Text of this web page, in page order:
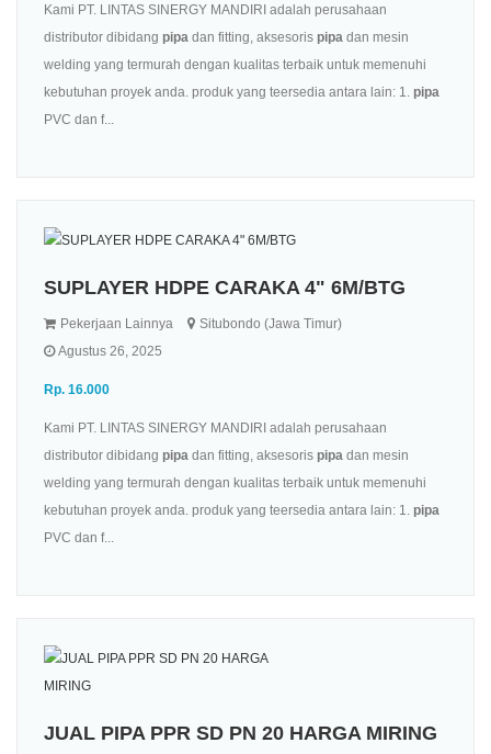
Kami PT. LINTAS SINERGY MANDIRI adalah perusahaan
distributor dibidang pipa dan fitting, aksesoris pipa dan mesin
welding yang termurah dengan kualitas terbaik untuk memenuhi
kebutuhan proyek anda. produk yang teersedia antara lain: 1. pipa
PVC dan f...
SUPLAYER HDPE CARAKA 4" 6M/BTG
Pekerjaan Lainnya
Situbondo (Jawa Timur)
Agustus 26, 2025
Rp. 16.000
Kami PT. LINTAS SINERGY MANDIRI adalah perusahaan
distributor dibidang pipa dan fitting, aksesoris pipa dan mesin
welding yang termurah dengan kualitas terbaik untuk memenuhi
kebutuhan proyek anda. produk yang teersedia antara lain: 1. pipa
PVC dan f...
JUAL PIPA PPR SD PN 20 HARGA MIRING